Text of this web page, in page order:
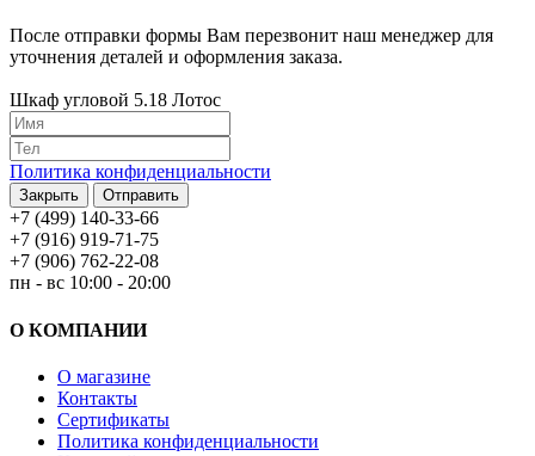
После отправки формы Вам перезвонит наш менеджер для
уточнения деталей и оформления заказа.
Шкаф угловой 5.18 Лотос
Политика конфиденциальности
Закрыть Отправить
+7 (499) 140-33-66
+7 (916) 919-71-75
+7 (906) 762-22-08
пн - вс 10:00 - 20:00
О КОМПАНИИ
О магазине
Контакты
Сертификаты
Политика конфиденциальности